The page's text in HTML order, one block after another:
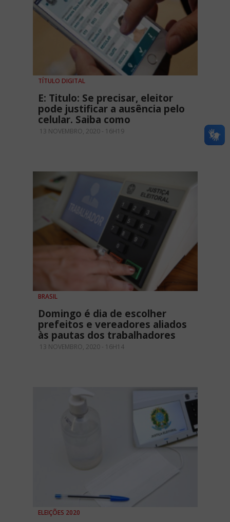
TÍTULO DIGITAL
E: Titulo: Se precisar, eleitor
pode justificar a ausência pelo
celular. Saiba como
13 NOVEMBRO, 2020 - 16H19
BRASIL
Domingo é dia de escolher
prefeitos e vereadores aliados
às pautas dos trabalhadores
13 NOVEMBRO, 2020 - 16H14
ELEIÇÕES 2020